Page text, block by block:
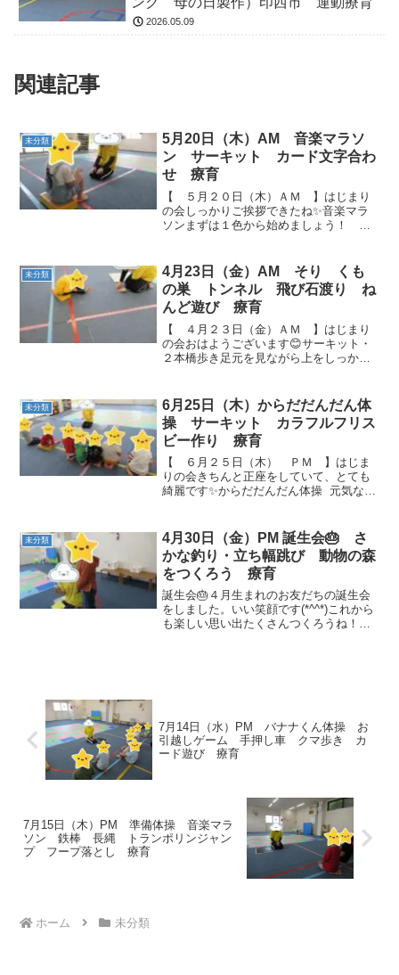
2026.05.09
関連記事
未分類
5月20日（木）AM 音楽マラソ
ン サーキット カード文字合わ
せ 療育
【 ５月２０日（木）ＡＭ 】はじまり
の会しっかりご挨拶できたね✨音楽マラ
ソンまずは１色から始めましょう！ Ｓ
できました！！サーキット横向きくまさ
ん、手をしっかりつい...
未分類
4月23日（金）AM そり くも
の巣 トンネル 飛び石渡り ね
んど遊び 療育
【 ４月２３日（金）ＡＭ 】はじまり
の会おはようございます😊サーキット・
２本橋歩き足元を見ながら上をしっかり
な？？ 考えています。 ・トンネル ・
飛び石渡りでこ...
未分類
6月25日（木）からだだんだん体
操 サーキット カラフルフリス
ビー作り 療育
【 ６月２５日（木） ＰＭ 】はじま
りの会きちんと正座をしていて、とても
綺麗です✨からだだんだん体操 元気なマ
ポリンジャンプフープの中に両足入れ...
未分類
4月30日（金）PM 誕生会🎂 さ
かな釣り・立ち幅跳び 動物の森
をつくろう 療育
誕生会🎂４月生まれのお友だちの誕生会
をしました。いい笑顔です(*^^*)これから
も楽しい思い出たくさんつくろうね！！
7月14日（水）PM バナナくん体操 お
引越しゲーム 手押し車 クマ歩き カ
ード遊び 療育
7月15日（木）PM 準備体操 音楽マラ
ソン 鉄棒 長縄 トランポリンジャン
プ フープ落とし 療育
ホーム 未分類